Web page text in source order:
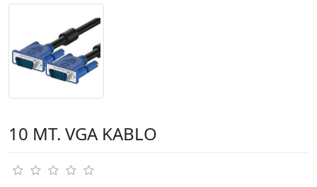
10 MT. VGA KABLO